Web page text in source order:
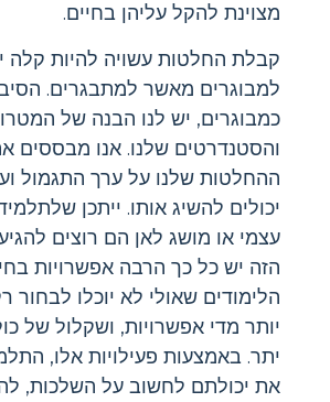
מצוינת להקל עליהן בחיים.
קבלת החלטות עשויה להיות קלה
למבוגרים מאשר למתבגרים.
כמבוגרים, יש לנו הבנה של
והסטנדרטים שלנו. אנו מבססים
ההחלטות שלנו על ערך התגמול
יכולים להשיג אותו. ייתכן
עצמי או מושג לאן הם רוצים
הזה יש כל כך הרבה אפשרויות
הלימודים שאולי לא יוכלו לבחור
יותר מדי אפשרויות, ושקלול של
יתר. באמצעות פעילויות אלו,
את יכולתם לחשוב על השלכות,